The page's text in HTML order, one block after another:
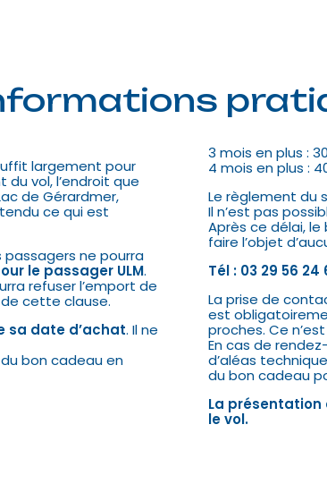
largement pour
du vol, l’endroit que
de Gérardmer,
ce qui est
ne pourra
le passager ULM.
refuser l’emport de
cette clause.
sa date d’achat. Il ne
bon cadeau en
3 mois en plus :
4 mois en plus :
Le règlement du
Il n’est pas
Après ce délai,
faire l’objet
Tél : 03 29 56 24
La prise de
est
proches. Ce
En cas de
d’aléas
du bon cadeau
La
le vol.